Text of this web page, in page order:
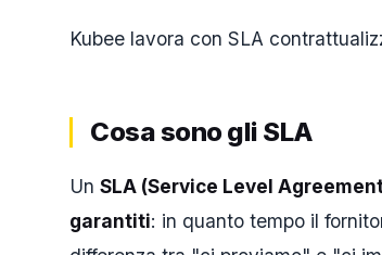
Kubee lavora con SLA
Cosa sono gli SLA
Un SLA (Service Level
garantiti: in quanto tempo il